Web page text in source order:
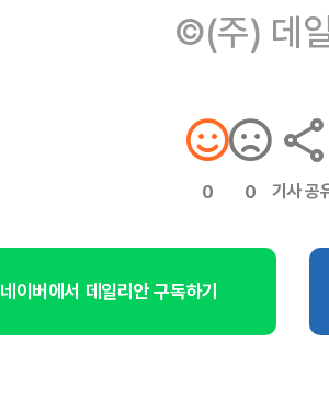
©(주) 데
0 0 기사 공
네이버에서 데일리안 구독하기